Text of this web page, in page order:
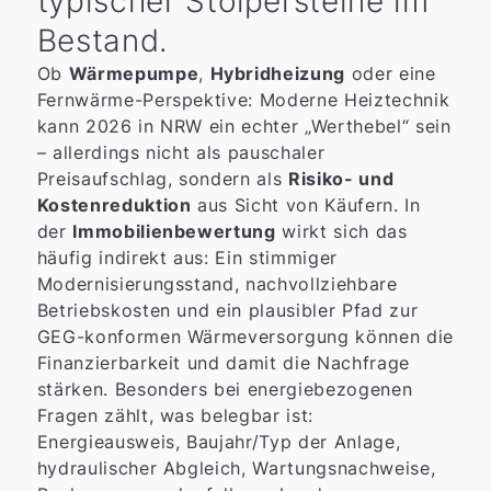
Bestand.
Ob Wärmepumpe, Hybridheizung oder eine
Fernwärme-Perspektive: Moderne Heiztechnik
kann 2026 in NRW ein echter „Werthebel“ sein
– allerdings nicht als pauschaler
Preisaufschlag, sondern als Risiko- und
Kostenreduktion aus Sicht von Käufern. In
der Immobilienbewertung wirkt sich das
häufig indirekt aus: Ein stimmiger
Modernisierungsstand, nachvollziehbare
Betriebskosten und ein plausibler Pfad zur
GEG-konformen Wärmeversorgung können die
Finanzierbarkeit und damit die Nachfrage
stärken. Besonders bei energiebezogenen
Fragen zählt, was belegbar ist:
Energieausweis, Baujahr/Typ der Anlage,
hydraulischer Abgleich, Wartungsnachweise,